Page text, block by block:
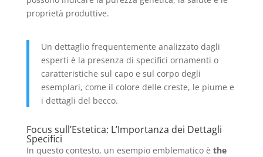
proprietà produttive.
Un dettaglio frequentemente analizzato dagli
esperti è la presenza di specifici ornamenti o
caratteristiche sul capo e sul corpo degli
esemplari, come il colore delle creste, le piume e
i dettagli del becco.
Focus sull’Estetica: L’Importanza dei Dettagli
Specifici
In questo contesto, un esempio emblematico è the